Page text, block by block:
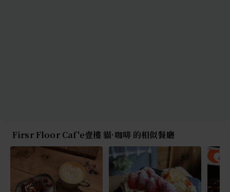
Firsr Floor Caf'e壹樓 貓·咖啡 的相似餐廳